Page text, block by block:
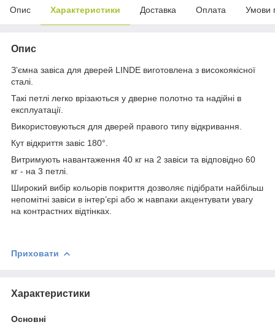
Опис Характеристики Доставка Оплата Умови
Опис
З’ємна завіса для дверей LINDE виготовлена з високоякісної
сталі.
Такі петлі легко врізаються у дверне полотно та надійні в
експлуатації.
Використовуються для дверей правого типу відкривання.
Кут відкриття завіс 180°.
Витримують навантаження 40 кг на 2 завіси та відповідно 60
кг - на 3 петлі.
Широкий вибір кольорів покриття дозволяє підібрати найбільш
непомітні завіси в інтер’єрі або ж навпаки акцентувати увагу
на контрастних відтінках.
Приховати
Характеристики
Основні